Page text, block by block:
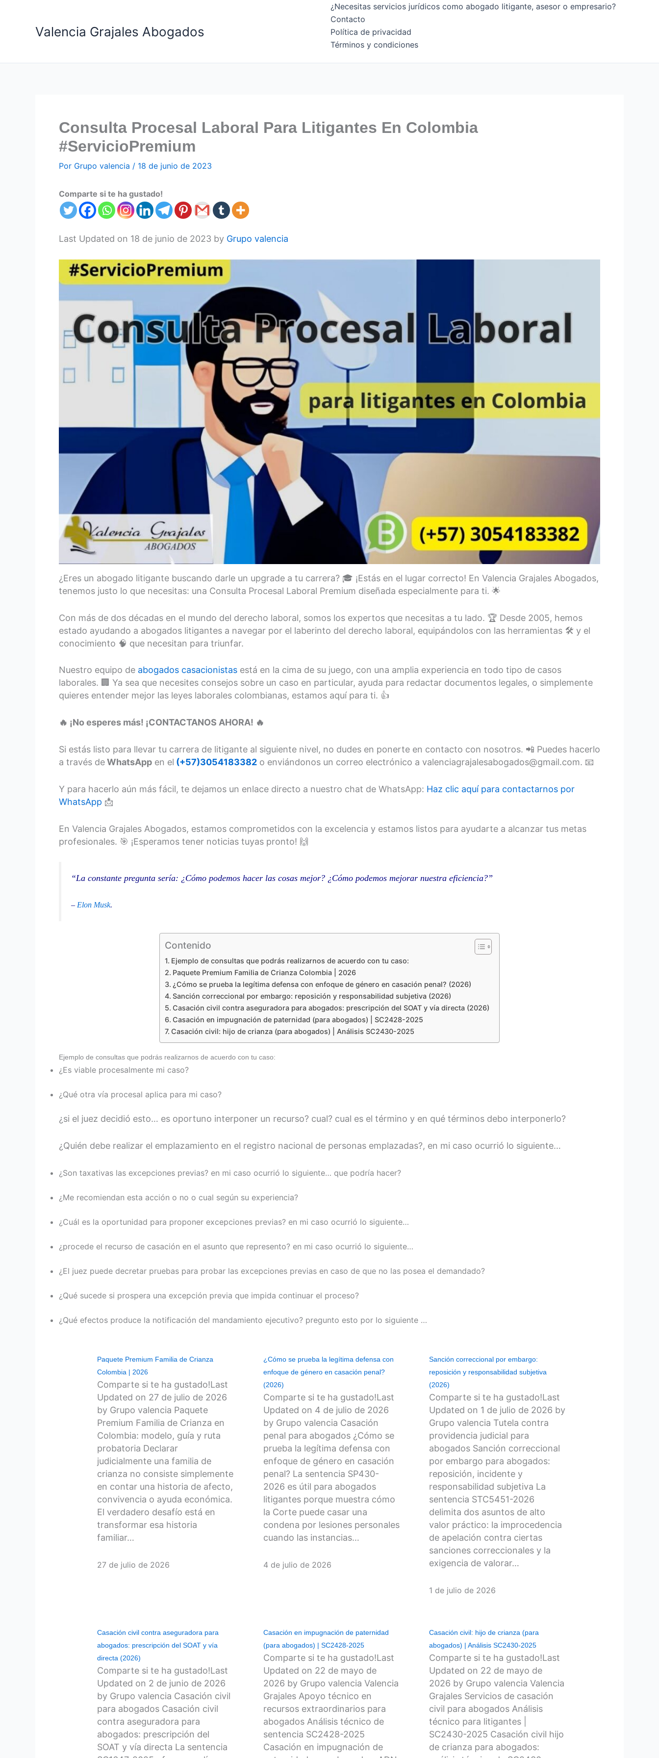
contenidoValencia Grajales Abogados
¿Necesitas servicios jurídicos como abogado litigante, asesor o empresario?
Contacto
Política de privacidad
Términos y condiciones
Consulta Procesal Laboral Para Litigantes En Colombia
#ServicioPremium
Por Grupo valencia / 18 de junio de 2023
Comparte si te ha gustado!
Last Updated on 18 de junio de 2023 by Grupo valencia
¿Eres un abogado litigante buscando darle un upgrade a tu carrera? 🎓 ¡Estás en el lugar correcto! En Valencia Grajales Abogados,
tenemos justo lo que necesitas: una Consulta Procesal Laboral Premium diseñada especialmente para ti. 🌟
Con más de dos décadas en el mundo del derecho laboral, somos los expertos que necesitas a tu lado. 🏆 Desde 2005, hemos
estado ayudando a abogados litigantes a navegar por el laberinto del derecho laboral, equipándolos con las herramientas 🛠️ y el
conocimiento 🧠 que necesitan para triunfar.
Nuestro equipo de abogados casacionistas está en la cima de su juego, con una amplia experiencia en todo tipo de casos
laborales. 🏢 Ya sea que necesites consejos sobre un caso en particular, ayuda para redactar documentos legales, o simplemente
quieres entender mejor las leyes laborales colombianas, estamos aquí para ti. 👍
🔥 ¡No esperes más! ¡CONTACTANOS AHORA! 🔥
Si estás listo para llevar tu carrera de litigante al siguiente nivel, no dudes en ponerte en contacto con nosotros. 📲 Puedes hacerlo
a través deWhatsApp en el (+57)3054183382 o enviándonos un correo electrónico a valenciagrajalesabogados@gmail.com. 📧
Y para hacerlo aún más fácil, te dejamos un enlace directo a nuestro chat de WhatsApp: Haz clic aquí para contactarnos por
WhatsApp 📩
En Valencia Grajales Abogados, estamos comprometidos con la excelencia y estamos listos para ayudarte a alcanzar tus metas
profesionales. 🎯 ¡Esperamos tener noticias tuyas pronto! 🙌
“La constante pregunta sería: ¿Cómo podemos hacer las cosas mejor? ¿Cómo podemos mejorar nuestra eficiencia?”
– Elon Musk.
Contenido
Ejemplo de consultas que podrás realizarnos de acuerdo con tu caso:
Paquete Premium Familia de Crianza Colombia | 2026
¿Cómo se prueba la legítima defensa con enfoque de género en casación penal? (2026)
Sanción correccional por embargo: reposición y responsabilidad subjetiva (2026)
Casación civil contra aseguradora para abogados: prescripción del SOAT y vía directa (2026)
Casación en impugnación de paternidad (para abogados) | SC2428-2025
Casación civil: hijo de crianza (para abogados) | Análisis SC2430-2025
Ejemplo de consultas que podrás realizarnos de acuerdo con tu caso:
¿Es viable procesalmente mi caso?
¿Qué otra vía procesal aplica para mi caso?
¿si el juez decidió esto… es oportuno interponer un recurso? cual? cual es el término y en qué términos debo interponerlo?
¿Quién debe realizar el emplazamiento en el registro nacional de personas emplazadas?, en mi caso ocurrió lo siguiente…
¿Son taxativas las excepciones previas? en mi caso ocurrió lo siguiente… que podría hacer?
¿Me recomiendan esta acción o no o cual según su experiencia?
¿Cuál es la oportunidad para proponer excepciones previas? en mi caso ocurrió lo siguiente…
¿procede el recurso de casación en el asunto que represento? en mi caso ocurrió lo siguiente…
¿El juez puede decretar pruebas para probar las excepciones previas en caso de que no las posea el demandado?
¿Qué sucede si prospera una excepción previa que impida continuar el proceso?
¿Qué efectos produce la notificación del mandamiento ejecutivo? pregunto esto por lo siguiente …
Paquete Premium Familia de Crianza
Colombia | 2026
Comparte si te ha gustado!Last
Updated on 27 de julio de 2026
by Grupo valencia Paquete
Premium Familia de Crianza en
Colombia: modelo, guía y ruta
probatoria Declarar
judicialmente una familia de
crianza no consiste simplemente
en contar una historia de afecto,
convivencia o ayuda económica.
El verdadero desafío está en
transformar esa historia
familiar…
27 de julio de 2026
¿Cómo se prueba la legítima defensa con
enfoque de género en casación penal?
(2026)
Comparte si te ha gustado!Last
Updated on 4 de julio de 2026
by Grupo valencia Casación
penal para abogados ¿Cómo se
prueba la legítima defensa con
enfoque de género en casación
penal? La sentencia SP430-
2026 es útil para abogados
litigantes porque muestra cómo
la Corte puede casar una
condena por lesiones personales
cuando las instancias…
4 de julio de 2026
Sanción correccional por embargo:
reposición y responsabilidad subjetiva
(2026)
Comparte si te ha gustado!Last
Updated on 1 de julio de 2026 by
Grupo valencia Tutela contra
providencia judicial para
abogados Sanción correccional
por embargo para abogados:
reposición, incidente y
responsabilidad subjetiva La
sentencia STC5451-2026
delimita dos asuntos de alto
valor práctico: la improcedencia
de apelación contra ciertas
sanciones correccionales y la
exigencia de valorar…
1 de julio de 2026
Casación civil contra aseguradora para
abogados: prescripción del SOAT y vía
directa (2026)
Comparte si te ha gustado!Last
Updated on 2 de junio de 2026
by Grupo valencia Casación civil
para abogados Casación civil
contra aseguradora para
abogados: prescripción del
SOAT y vía directa La sentencia
Casación en impugnación de paternidad
(para abogados) | SC2428-2025
Comparte si te ha gustado!Last
Updated on 22 de mayo de
2026 by Grupo valencia Valencia
Grajales Apoyo técnico en
recursos extraordinarios para
abogados Análisis técnico de
sentencia SC2428-2025
Casación en impugnación de
Casación civil: hijo de crianza (para
abogados) | Análisis SC2430-2025
Comparte si te ha gustado!Last
Updated on 22 de mayo de
2026 by Grupo valencia Valencia
Grajales Servicios de casación
civil para abogados Análisis
técnico para litigantes |
SC2430-2025 Casación civil hijo
de crianza para abogados: